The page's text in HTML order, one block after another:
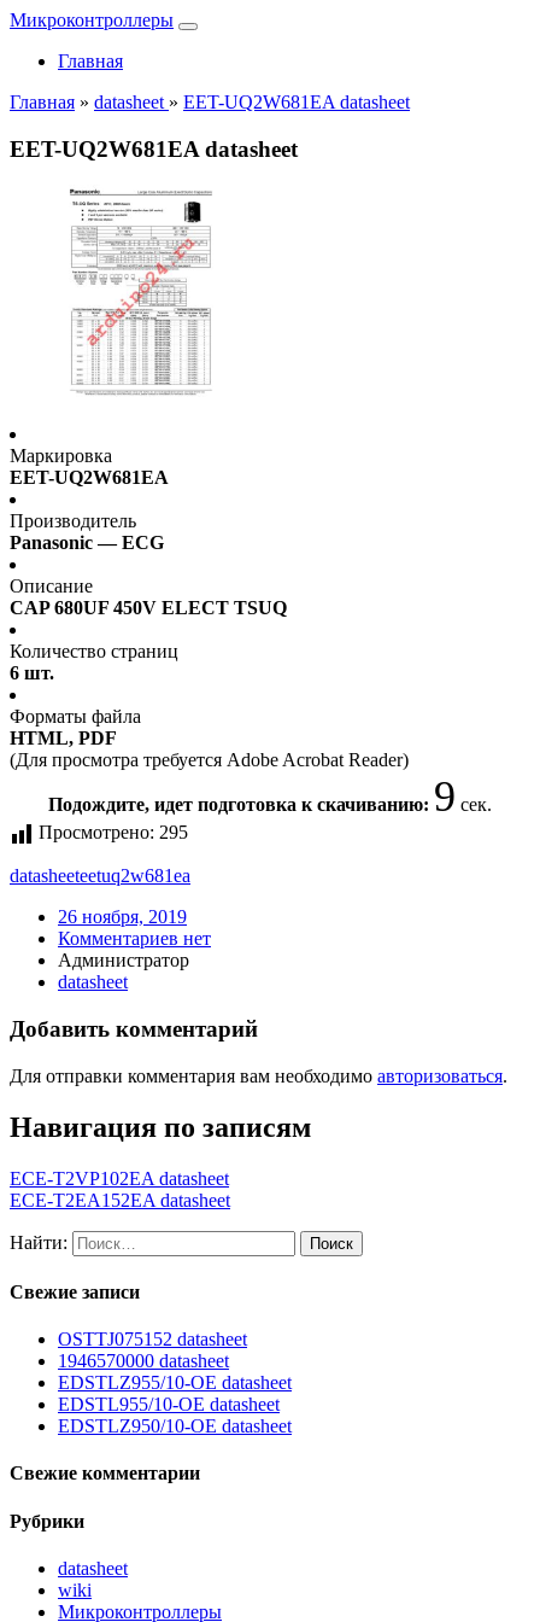
Микроконтроллеры
Главная
Главная » datasheet » EET-UQ2W681EA datasheet
EET-UQ2W681EA datasheet
Маркировка
EET-UQ2W681EA
Производитель
Panasonic — ECG
Описание
CAP 680UF 450V ELECT TSUQ
Количество страниц
6 шт.
Форматы файла
HTML, PDF
(Для просмотра требуется Adobe Acrobat Reader)
Подождите, идет подготовка к скачиванию: 9 сек.
Просмотрено: 295
datasheeteetuq2w681ea
26 ноября, 2019
Комментариев нет
Администратор
datasheet
Добавить комментарий
Для отправки комментария вам необходимо авторизоваться.
Навигация по записям
ECE-T2VP102EA datasheet
ECE-T2EA152EA datasheet
Найти:
Свежие записи
OSTTJ075152 datasheet
1946570000 datasheet
EDSTLZ955/10-OE datasheet
EDSTL955/10-OE datasheet
EDSTLZ950/10-OE datasheet
Свежие комментарии
Рубрики
datasheet
wiki
Микроконтроллеры